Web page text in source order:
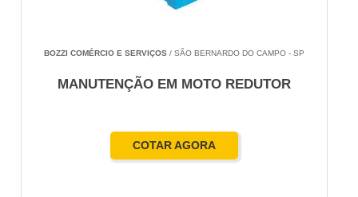
BOZZI COMÉRCIO E SERVIÇOS / SÃO BERNARDO DO CAMPO - SP
MANUTENÇÃO EM MOTO REDUTOR
COTAR AGORA